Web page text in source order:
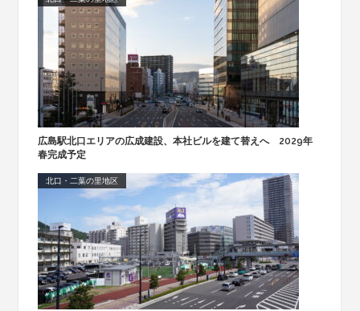
広島駅北口エリアの広成建設、本社ビルを建て替えへ 2029年
春完成予定
北口・二葉の里地区